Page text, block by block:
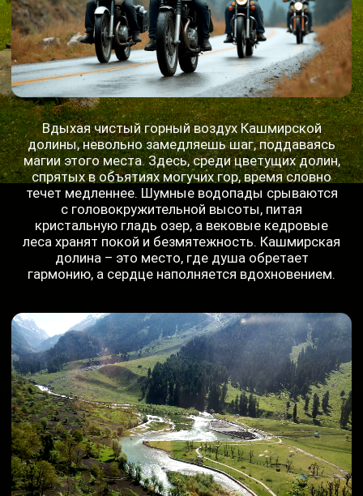
День 4:Сквозь
Трансгималаи в Лех
Нас ждет 350 километров по гималайским
дорогам сквозь затерянный мир Ладакха!
Выезжаем на рассвете, чтобы пересечь
четыре величественных перевала высотой
4740, 4850, 5060 и 5330 метров над уровнем
моря. Зелень Гималаев постепенно сменится
суровыми, но невероятно красивыми
пейзажами высокогорных пустынь
Трансгималаев. К вечеру, преодолев этот
путь, мы прибудем в Лех - столицу Ладакха.
День 5:Погружение
в культуру Леха
Лех, расположенный на высоте 3520 метров у
берегов реки Инд, окутан атмосферой
древности и мистики. Ладакх называют
"Малым Тибетом": здесь процветает
буддизм, а архитектура, язык и образ жизни
местных жителей тесно связаны с
тибетскими традициями. Сегодня мы
посетим дворец королей Ладакха, окунемся в
атмосферу колоритных улочек, а также
удивительного места.
День 6:Буддийские
святыни окресностей Леха
День мы посвятим исследованию
окрестностей Леха на байках. Нас ждет
путешествие к древним буддийским храмам:
Хемис, Тикси, Спитук и Мато. Каждый из них
хранит свою уникальную историю и
атмосферу. Также мы посетим дворец Шей -
бывшую резиденцию королей Ладакха,
откуда открывается захватывающий вид на
окрестности.
День 7-10:Из Леха к озеру
Пангонг-Цо и обратно